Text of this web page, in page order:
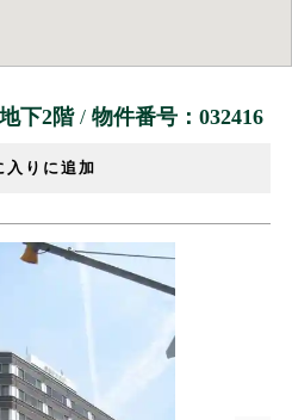
下2階 / 物件番号：032416
入りに追加